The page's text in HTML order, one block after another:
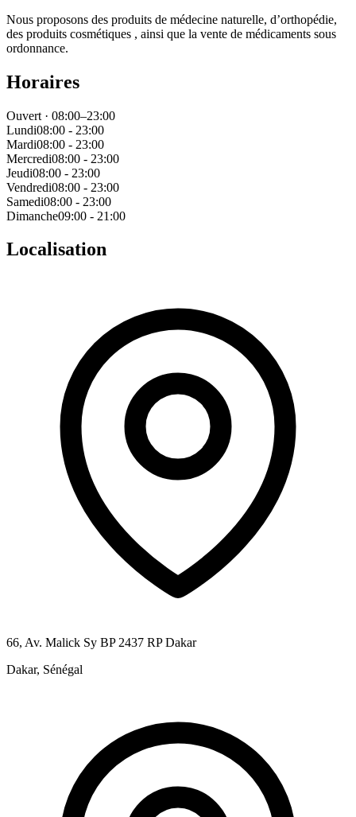
Nous proposons des produits de médecine naturelle, d’orthopédie,
des produits cosmétiques , ainsi que la vente de médicaments sous
ordonnance.
Horaires
Ouvert · 08:00–23:00
Lundi08:00 - 23:00
Mardi08:00 - 23:00
Mercredi08:00 - 23:00
Jeudi08:00 - 23:00
Vendredi08:00 - 23:00
Samedi08:00 - 23:00
Dimanche09:00 - 21:00
Localisation
66, Av. Malick Sy BP 2437 RP Dakar
Dakar, Sénégal